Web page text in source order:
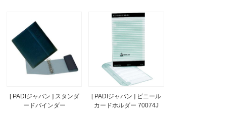
[ PADIジャパン ] スタンダ
ードバインダー
[ PADIジャパン ] ビニール
カードホルダー 70074J